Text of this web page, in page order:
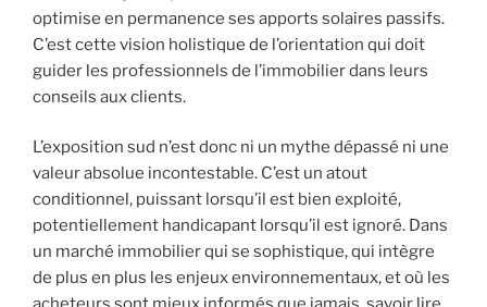
optimise en permanence ses apports solaires passifs.
C’est cette vision holistique de l’orientation qui doit
guider les professionnels de l’immobilier dans leurs
conseils aux clients.
L’exposition sud n’est donc ni un mythe dépassé ni une
valeur absolue incontestable. C’est un atout
conditionnel, puissant lorsqu’il est bien exploité,
potentiellement handicapant lorsqu’il est ignoré. Dans
un marché immobilier qui se sophistique, qui intègre
de plus en plus les enjeux environnementaux, et où les